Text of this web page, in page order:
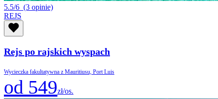
5.5/6 (3 opinie)
REJS
Rejs po rajskich wyspach
Wycieczka fakultatywna z Mauritiusu, Port Luis
od 549zł/os.